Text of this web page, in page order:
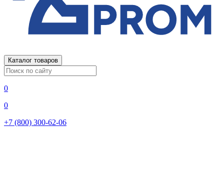
Каталог товаров
0
0
+7 (800) 300-62-06